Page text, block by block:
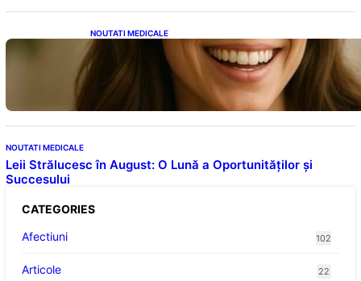
NOUTATI MEDICALE
Ceaiul – Băutura care protejează inima:
Descoperiri recente despre beneficiile
consumului zilnic
NOUTATI MEDICALE
Leii Strălucesc în August: O Lună a Oportunităților și
Succesului
CATEGORIES
Afectiuni
102
Articole 22